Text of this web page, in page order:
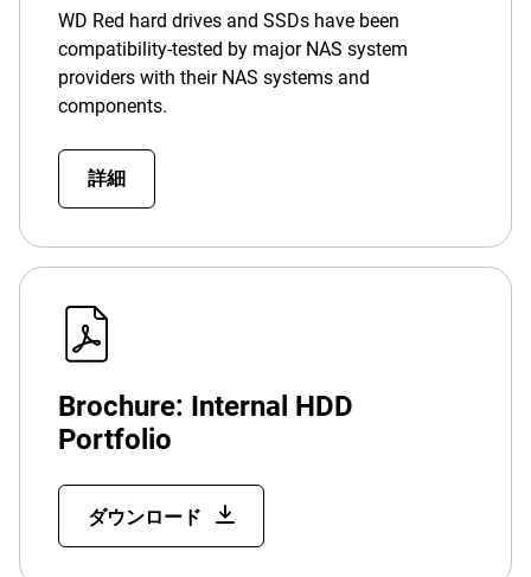
WD Red hard drives and SSDs have been
compatibility-tested by major NAS system
providers with their NAS systems and
components.
詳細
Brochure: Internal HDD
Portfolio
ダウンロード